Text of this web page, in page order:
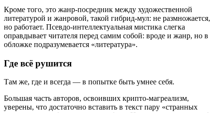
Кроме того, это жанр-посредник между художественной
литературой и жанровой, такой гибрид-мул: не размножается,
но работает. Псевдо-интеллектуальная мистика слегка
оправдывает читателя перед самим собой: вроде и жанр, но в
обложке подразумевается «литература».
Где всё рушится
Там же, где и всегда — в попытке быть умнее себя.
Большая часть авторов, освоивших крипто-магреализм,
уверены, что достаточно вставить в текст пару «странных